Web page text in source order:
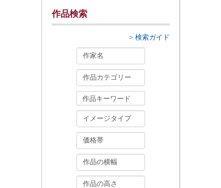
作品検索
> 検索ガイド